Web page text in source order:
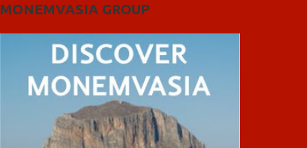
MONEMVASIA GROUP